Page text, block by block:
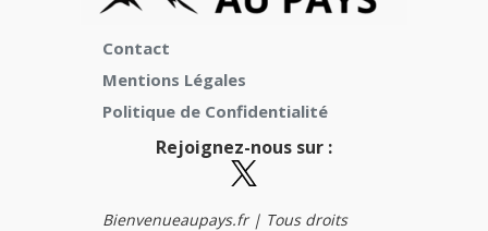
Contact
Mentions Légales
Politique de Confidentialité
Rejoignez-nous sur :
Bienvenueaupays.fr | Tous droits